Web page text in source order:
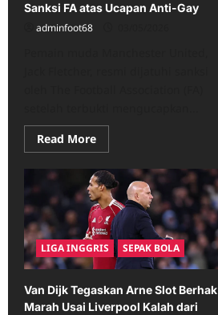
Sanksi FA atas Ucapan Anti-Gay
adminfoot68
Read MoreRead
more
Jack
Fletcher
Minta
Maaf
Usai
Sanksi
FA
atas
Ucapan
Anti-
Gay
LIGA INGGRIS SEPAK BOLA
Van Dijk Tegaskan Arne Slot Berhak
Marah Usai Liverpool Kalah dari